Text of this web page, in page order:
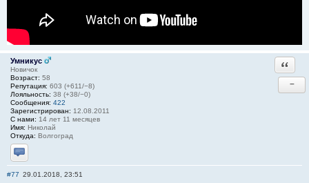
Умникус
Новичок
Возраст: 58
Репутация: 603 (+611/−8)
Лояльность: 38 (+38/−0)
Сообщения: 422
Зарегистрирован: 12.08.2011
С нами: 14 лет 11 месяцев
Имя: Николай
Откуда: Волгоград
Отправить личное сообщение
−
#77 29.01.2018, 23:51